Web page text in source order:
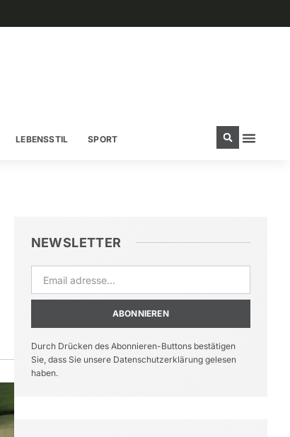
LEBENSSTIL SPORT
NEWSLETTER
ABONNIEREN
Durch Drücken des Abonnieren-Buttons bestätigen
Sie, dass Sie unsere Datenschutzerklärung gelesen
haben.